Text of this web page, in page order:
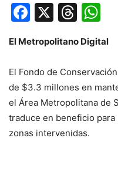
Facebook
X
El Metropolitano Digital
El Fondo de
de $3.3 millones en
el Área Metropolitana de
traduce en beneficio
zonas intervenidas.